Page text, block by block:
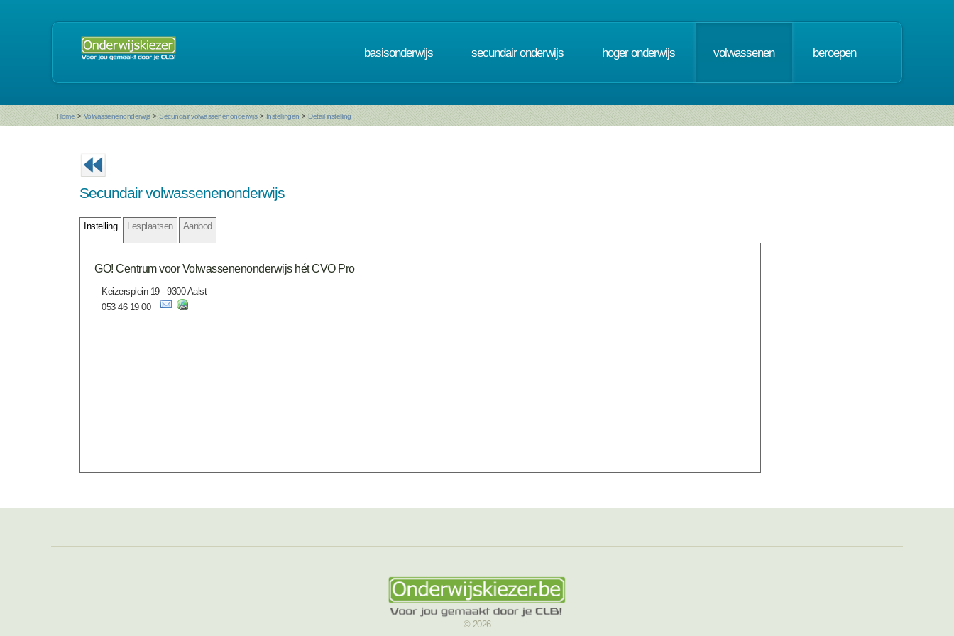
basisonderwijs secundair onderwijs hoger onderwijs volwassenen beroepen
Home > Volwassenenonderwijs > Secundair volwassenenonderwijs > Instellingen > Detail instelling
Secundair volwassenenonderwijs
Instelling Lesplaatsen Aanbod
GO! Centrum voor Volwassenenonderwijs hét CVO Pro
Keizersplein 19 - 9300 Aalst
053 46 19 00
© 2026